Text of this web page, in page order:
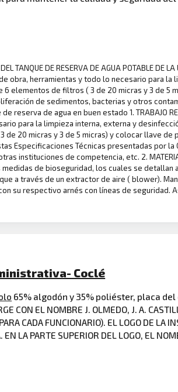
TANQUE DE RESERVA DE AGUA POTABLE DE LA
obra, herramientas y todo lo necesario para
elementos de filtros ( 3 de 20 micras y 3 de 5
de sedimentos, bacterias y otros
reserva de agua en buen estado 1. TRABAJO
para la limpieza interna, externa y
20 micras y 3 de 5 micras) y colocar llave de
Especificaciones Técnicas presentadas por la
instituciones de competencia, etc. 2.
de bioseguridad, los cuales se detallan
a través de un extractor de aire ( blower).
su respectivo arnés con líneas de
Coclé
65% algodón y 35% poliéster, placa del
CON EL NOMBRE J. OLMEDO, J. A.
CADA FUNCIONARIO). EL LOGO DE LA
LA PARTE SUPERIOR DEL LOGO, EL